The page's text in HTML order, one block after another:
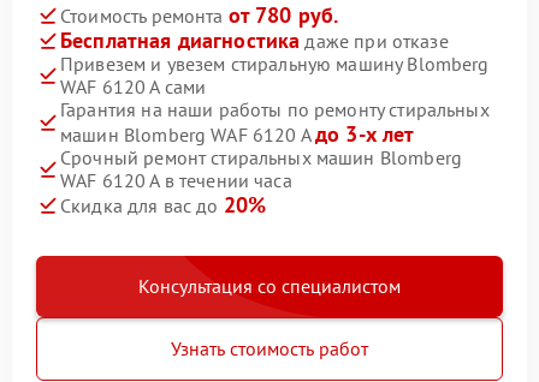
Стоимость ремонта от 780 руб.
Бесплатная диагностика даже при отказе
Привезем и увезем стиральную машину Blomberg
WAF 6120 A сами
Гарантия на наши работы по ремонту стиральных
машин Blomberg WAF 6120 Aдо 3-х лет
Срочный ремонт стиральных машин Blomberg
WAF 6120 A в течении часа
Скидка для вас до 20%
Консультация со специалистом
Узнать стоимость работ